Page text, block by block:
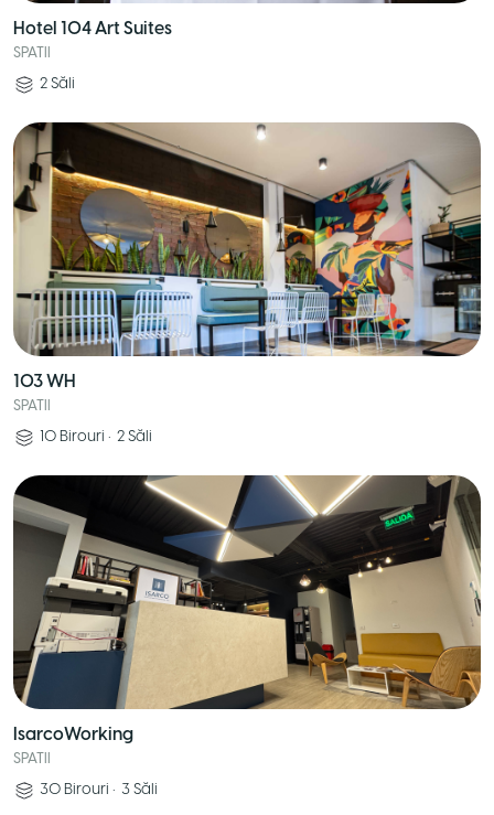
Hotel 104 Art Suites
SPATII
2 Săli
103 WH
SPATII
10 Birouri • 2 Săli
IsarcoWorking
SPATII
30 Birouri • 3 Săli